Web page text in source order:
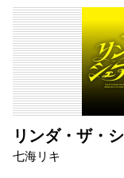
リンダ・ザ・
七海リキ